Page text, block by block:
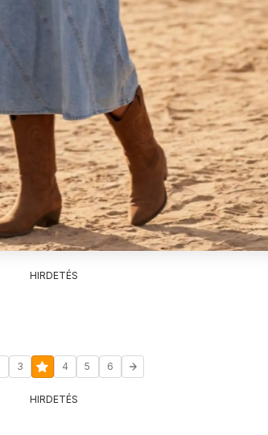
HIRDETÉS
3 4 5 6
HIRDETÉS